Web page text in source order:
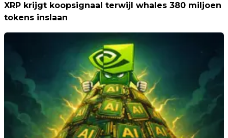
XRP krijgt koopsignaal terwijl whales 380 miljoen
tokens inslaan